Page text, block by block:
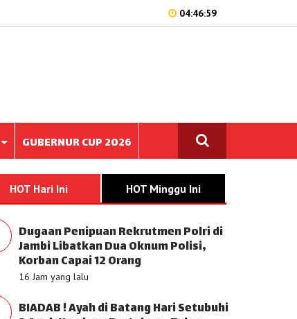
04:46:59
GUBERNUR CUP 2026
HOT Hari Ini HOT Minggu Ini
Dugaan Penipuan Rekrutmen Polri di
Jambi Libatkan Dua Oknum Polisi,
Korban Capai 12 Orang
16 Jam yang lalu
BIADAB ! Ayah di Batang Hari Setubuhi